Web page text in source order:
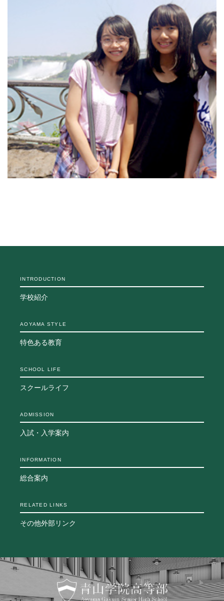
INTRODUCTION
学校紹介
AOYAMA STYLE
特色ある教育
SCHOOL LIFE
スクールライフ
ADMISSION
入試・入学案内
INFORMATION
総合案内
RELATED LINKS
その他外部リンク